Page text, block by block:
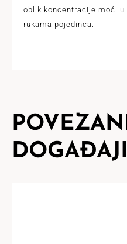
oblik koncentracije moći u
rukama pojedinca.
DOGAĐAJI